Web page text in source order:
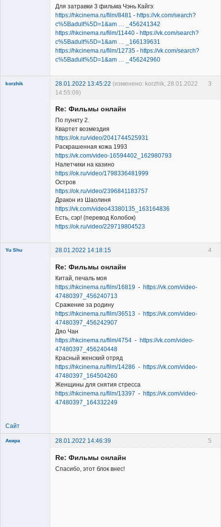
Для затравки 3 фильма Чэнь Кайгэ:
https://hkcinema.ru/film/8481 - https://vk.com/search?
c%5Badult%5D=1&am … _456241342
https://hkcinema.ru/film/11440 - https://vk.com/search?
c%5Badult%5D=1&am … _166139631
https://hkcinema.ru/film/12735 - https://vk.com/search?
c%5Badult%5D=1&am … _456242960
3
korzhik 28.01.2022 13:45:22 (изменено: korzhik, 28.01.2022
14:55:09)
Re: Фильмы онлайн
По пункту 2.
Квартет возмездия
https://ok.ru/video/2041744525931
Раскрашенная кожа 1993
https://vk.com/video-16594402_162980793
Налетчики на казино
https://ok.ru/video/1798336481999
Остров
https://ok.ru/video/2396841183757
Дракон из Шаолиня
https://vk.com/video43380135_163164836
Есть, сэр! (перевод Колобок)
https://ok.ru/video/229719804523
4
Yu Shu 28.01.2022 14:18:15
Re: Фильмы онлайн
Китай, печаль моя
https://hkcinema.ru/film/16819 - https://vk.com/video-
47480397_456240713
Сражение за родину
https://hkcinema.ru/film/36513 - https://vk.com/video-
47480397_456242907
Дяо Чан
https://hkcinema.ru/film/4754 - https://vk.com/video-
47480397_456240448
Красный женский отряд
https://hkcinema.ru/film/14286 - https://vk.com/video-
47480397_164504260
Женщины для снятия стресса
https://hkcinema.ru/film/13397 - https://vk.com/video-
47480397_164332249
Сайт
5
Акира 28.01.2022 14:46:39
Re: Фильмы онлайн
Спасибо, этот блок внес!